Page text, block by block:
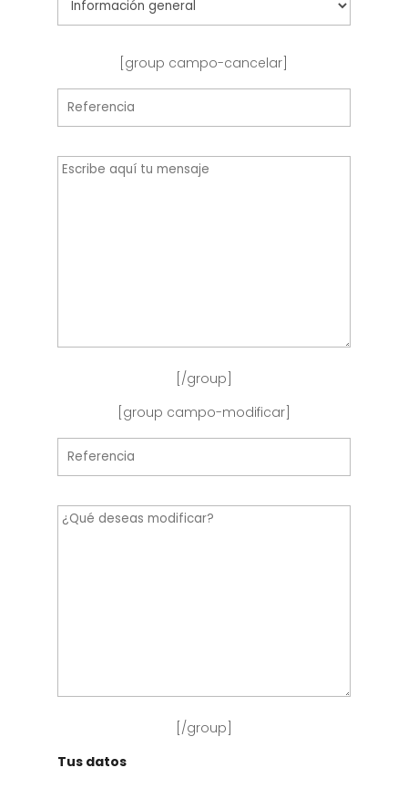
[group campo-cancelar]
[/group]
[group campo-modificar]
[/group]
Tus datos